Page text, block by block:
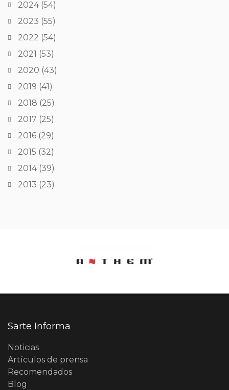
2024(54)
2023 (55)
2022 (54)
2021 (53)
2020 (43)
2019 (41)
2018 (25)
2017 (25)
2016 (29)
2015 (32)
2014(39)
2013 (23)
Sarte Informa
Noticias
Artículos de prensa
Recomendados
Blog